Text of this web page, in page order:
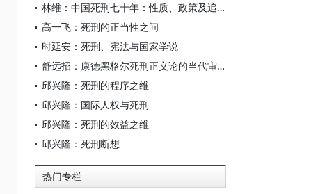
林维：中国死刑七十年：性质、政策及追问
高一飞：死刑的正当性之问
时延安：死刑、宪法与国家学说
舒远招：康德黑格尔死刑正义论的当代审视
邱兴隆：死刑的程序之维
邱兴隆：国际人权与死刑
邱兴隆：死刑的效益之维
邱兴隆：死刑断想
热门专栏